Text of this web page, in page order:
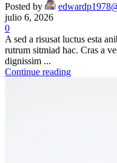
Posted by
julio 6, 2026
0
A sed a risusat luctus esta
rutrum sitmiad hac. Cras a
dignissim ...
Continue reading